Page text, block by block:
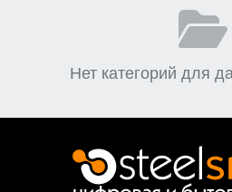
Нет категорий для